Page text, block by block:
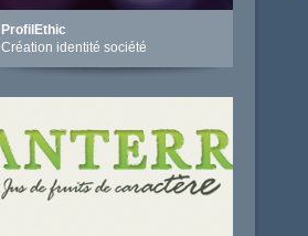
ProfilEthic
Création identité société